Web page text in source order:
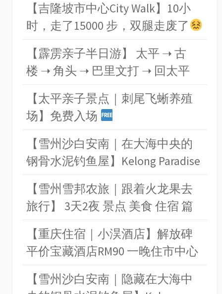
【吉隆坡市中心City Walk】10小
时，走了15000 步，双腿走废了
【霹雳亲子半日游】 太平 ➝ 古
楼 ➝ 角头 ➝ 巴里文打 ➝ 回太平
【太平亲子景点｜刺尾飞蜥养殖
场】免费入场
【雪州沙白安南｜在大海中央的
钢骨水泥钓鱼屋】Kelong Paradise
【雪州雪邦农旅｜跟着火龙果去
旅行】 3天2夜 景点 美食 住宿 篇
【重庆住宿｜小淏酒店】解放碑
平价宝藏酒店RM90 一晚住市中心
【雪州沙白安南｜隐藏在大海中